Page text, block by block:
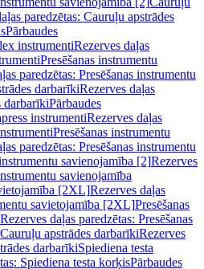
paredzētas: Cauruļu apstrādes
Pārbaudes
instrumentiRezerves daļas
Presēšanas instrumentu
paredzētas: Presēšanas instrumentu
darbarīkiRezerves daļas
darbarīkiPārbaudes
instrumentiRezerves daļas
Presēšanas instrumentu
paredzētas: Presēšanas instrumentu
savienojamība [2]Rezerves
savienojamība
[2XL]Rezerves daļas
savietojamība [2XL]Presēšanas
Rezerves daļas paredzētas: Presēšanas
Cauruļu apstrādes darbarīkiRezerves
darbarīkiSpiediena testa
Spiediena testa korķisPārbaudes